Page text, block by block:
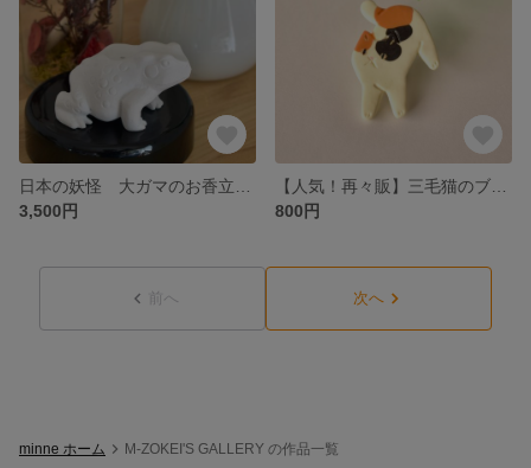
3,500円
800円
前へ 次へ
minne ホーム M-ZOKEI'S GALLERY の作品一覧